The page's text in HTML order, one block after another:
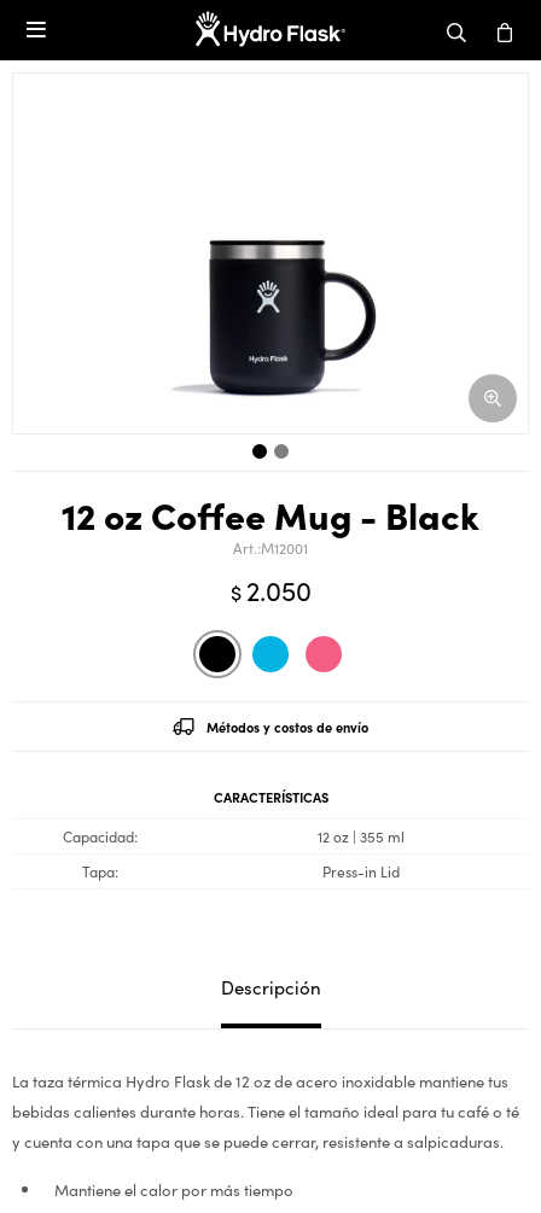

12 oz Coffee Mug - Black
M12001
$ 2.050
Métodos y costos de envío
CARACTERÍSTICAS
Capacidad
12 oz | 355 ml
Tapa
Press-in Lid
Descripción
La taza térmica Hydro Flask de 12 oz de acero inoxidable mantiene tus
bebidas calientes durante horas. Tiene el tamaño ideal para tu café o té
y cuenta con una tapa que se puede cerrar, resistente a salpicaduras.
Mantiene el calor por más tiempo